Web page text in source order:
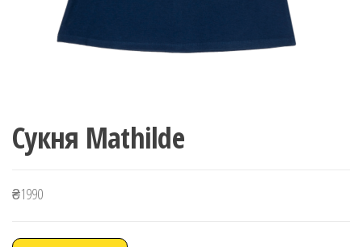
Сукня Mathilde
₴1990